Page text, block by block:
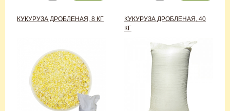
КУКУРУЗА ДРОБЛЕНАЯ, 8 КГ
КУКУРУЗА ДРОБЛЕНАЯ, 40
КГ